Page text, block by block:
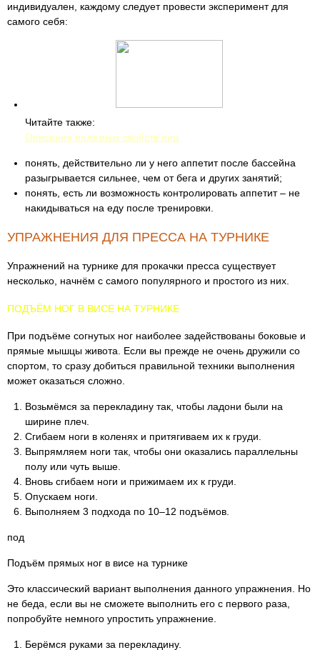
индивидуален, каждому следует провести эксперимент для
самого себя:
Читайте также:
Описание полезных свойств яиц
понять, действительно ли у него аппетит после бассейна
разыгрывается сильнее, чем от бега и других занятий;
понять, есть ли возможность контролировать аппетит – не
накидываться на еду после тренировки.
УПРАЖНЕНИЯ ДЛЯ ПРЕССА НА ТУРНИКЕ
Упражнений на турнике для прокачки пресса существует
несколько, начнём с самого популярного и простого из них.
ПОДЪЁМ НОГ В ВИСЕ НА ТУРНИКЕ
При подъёме согнутых ног наиболее задействованы боковые и
прямые мышцы живота. Если вы прежде не очень дружили со
спортом, то сразу добиться правильной техники выполнения
может оказаться сложно.
Возьмёмся за перекладину так, чтобы ладони были на
ширине плеч.
Сгибаем ноги в коленях и притягиваем их к груди.
Выпрямляем ноги так, чтобы они оказались параллельны
полу или чуть выше.
Вновь сгибаем ноги и прижимаем их к груди.
Опускаем ноги.
Выполняем 3 подхода по 10–12 подъёмов.
под
Подъём прямых ног в висе на турнике
Это классический вариант выполнения данного упражнения. Но
не беда, если вы не сможете выполнить его с первого раза,
попробуйте немного упростить упражнение.
Берёмся руками за перекладину.